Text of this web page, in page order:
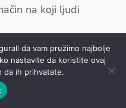
na koji ljudi
uvid u to kako ciljna
da vam pružimo najbolje
nastavite da koristite ovaj
da ih prihvatate.